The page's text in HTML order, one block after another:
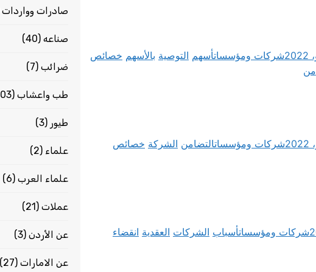
شركات ومؤسساتأسهم التوصية بالأسهم خصائص
من
شركات ومؤسساتالتضامن الشركة خصائص
شركات ومؤسساتأسباب الشركات العقدية انقضاء
صادرات وواردات
صناعه (40)
ضرائب (7)
طب واعشاب (203)
طيور (3)
علماء (2)
علماء العرب (6)
عملات (21)
عن الأردن (3)
عن الامارات (27)